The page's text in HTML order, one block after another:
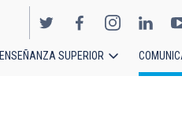
ENSEÑANZA SUPERIOR